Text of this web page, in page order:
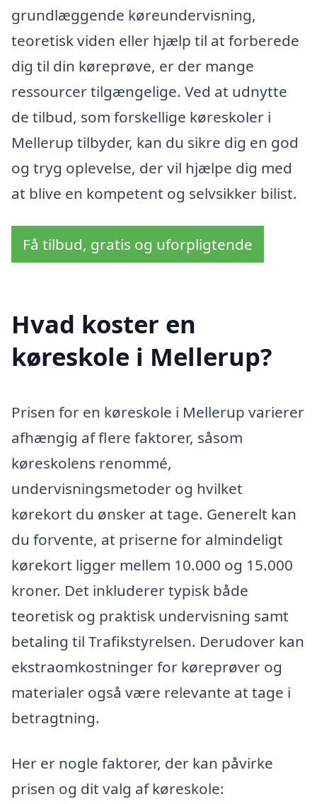
grundlæggende køreundervisning,
teoretisk viden eller hjælp til at forberede
dig til din køreprøve, er der mange
ressourcer tilgængelige. Ved at udnytte
de tilbud, som forskellige køreskoler i
Mellerup tilbyder, kan du sikre dig en god
og tryg oplevelse, der vil hjælpe dig med
at blive en kompetent og selvsikker bilist.
Få tilbud, gratis og uforpligtende
Hvad koster en
køreskole i Mellerup?
Prisen for en køreskole i Mellerup varierer
afhængig af flere faktorer, såsom
køreskolens renommé,
undervisningsmetoder og hvilket
kørekort du ønsker at tage. Generelt kan
du forvente, at priserne for almindeligt
kørekort ligger mellem 10.000 og 15.000
kroner. Det inkluderer typisk både
teoretisk og praktisk undervisning samt
betaling til Trafikstyrelsen. Derudover kan
ekstraomkostninger for køreprøver og
materialer også være relevante at tage i
betragtning.
Her er nogle faktorer, der kan påvirke
prisen og dit valg af køreskole: